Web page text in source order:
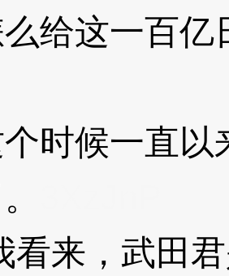
这一百亿
候一直以
来，武田君